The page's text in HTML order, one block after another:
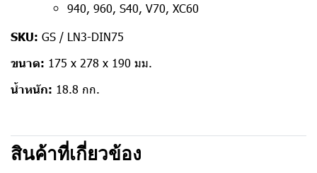
940, 960, S40, V70, XC60
SKU: GS / LN3-DIN75
ขนาด: 175 x 278 x 190 มม.
น้ำหนัก: 18.8 กก.
สินค้าที่เกี่ยวข้อง